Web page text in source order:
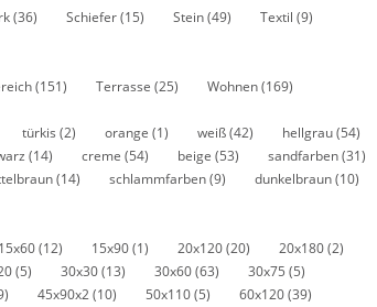
(36) Schiefer(15) Stein(49) Textil (9)
(151) Terrasse (25) Wohnen(169)
türkis (2) orange (1) weiß(42) hellgrau(54)
(14) creme (54) beige (53) sandfarben(31)
(14) schlammfarben(9) dunkelbraun(10)
15x60(12) 15x90(1) 20x120(20) 20x180(2)
(5) 30x30(13) 30x60(63) 30x75 (5)
45x90x2(10) 50x110(5) 60x120(39)